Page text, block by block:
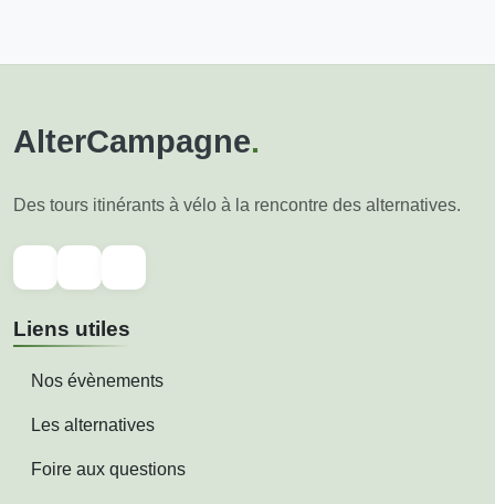
AlterCampagne.
Des tours itinérants à vélo à la rencontre des alternatives.
Liens utiles
Nos évènements
Les alternatives
Foire aux questions